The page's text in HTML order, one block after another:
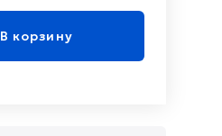
В корзину